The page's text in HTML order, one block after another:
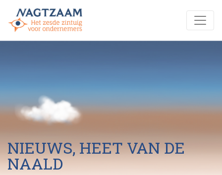
NIEUWS, HEET VAN DE
NAALD